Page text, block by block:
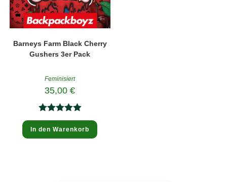
Barneys Farm Black Cherry
Gushers 3er Pack
Feminisiert
35,00€
Bewertet
mit5.00
In den Warenkorb